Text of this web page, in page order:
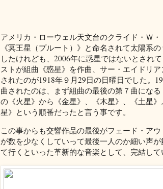
アメリカ・ローウェル天文台のクライド・Ｗ
《冥王星（プルート）》と命名されて太陽系
したけれども、2006年に惑星ではないとされ
ストが組曲《惑星》を作曲、サー・エイドリ
されたのが1918年９月29日の日曜日でした。
曲されたのは、まず組曲の最後の第７曲にな
の《火星》から《金星》、《木星》、《土星
星》という順番だったと言う事です。
この事からも交響作品の最後がフェード・ア
が数を少なくしていって最後一人のか細い声
て行くといった革新的な音楽として、完結して